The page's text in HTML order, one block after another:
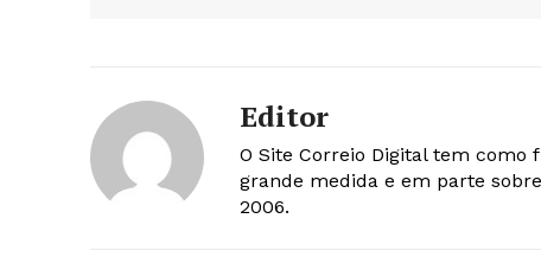
Editor
O Site Correio Digital tem como
grande medida e em parte
2006.